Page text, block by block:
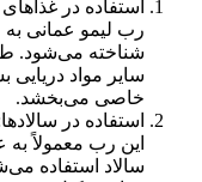
استفاده در
رب لیمو عمانی به
شناخته می‌شود.
سایر مواد
خاصی می‌بخشد.
استفاده در
این رب معمولاً
سالاد استفاده